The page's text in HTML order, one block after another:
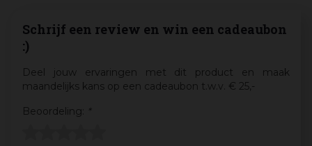
Schrijf een review en win een cadeaubon
:)
Deel jouw ervaringen met dit product en maak
maandelijks kans op een cadeaubon t.w.v. € 25,-
Beoordeling:
*